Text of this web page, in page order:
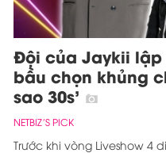
Đội của Jaykii lập
bầu chọn khủng
sao 30s’
NETBIZ’S PICK
Trước khi vòng Liveshow 4